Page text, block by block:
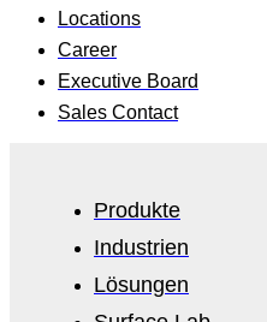
Locations
Career
Executive Board
Sales Contact
Produkte
Industrien
Lösungen